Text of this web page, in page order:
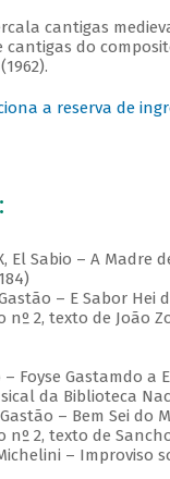
cantigas
cantigas do
a reserva de
Sabio – A Madre
– E Sabor Hei
nº 2, texto de João
Gastamdo a
da Biblioteca
– Bem Sei do
nº 2, texto de
– Improviso